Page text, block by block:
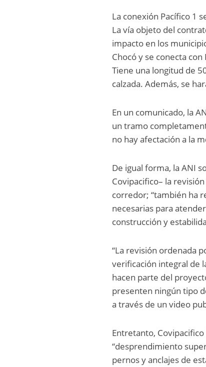
La conexión Pacífico 1
La vía objeto del
impacto en los
Chocó y se conecta
Tiene una longitud de
calzada. Además, se
En un comunicado, la
un tramo
no hay afectación a la
De igual forma, la ANI
Covipacifico– la
corredor; “también ha
necesarias para
construcción y
“La revisión ordenada
verificación integral de
hacen parte del
presenten ningún tipo
a través de un video
Entretanto,
“desprendimiento
pernos y anclajes de